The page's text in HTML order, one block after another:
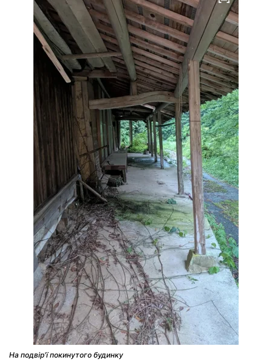
На подвір'ї покинутого будинку